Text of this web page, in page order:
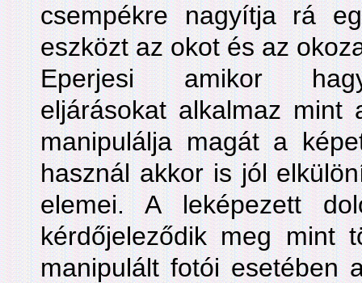
csempékre nagyítja rá
eszközt az okot és az
Eperjesi amikor
eljárásokat alkalmaz
manipulálja magát a
használ akkor is jól
elemei. A leképezett
kérdőjeleződik meg mint
manipulált fotói esetében